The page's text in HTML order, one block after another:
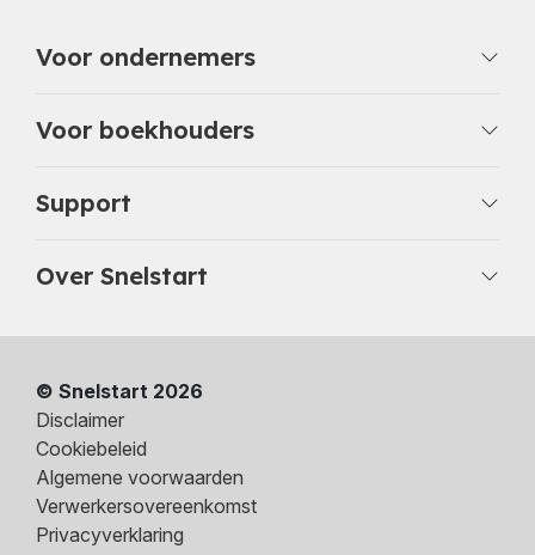
Voor ondernemers
Voor boekhouders
Support
Over Snelstart
© Snelstart 2026
Disclaimer
Cookiebeleid
Algemene voorwaarden
Verwerkersovereenkomst
Privacyverklaring